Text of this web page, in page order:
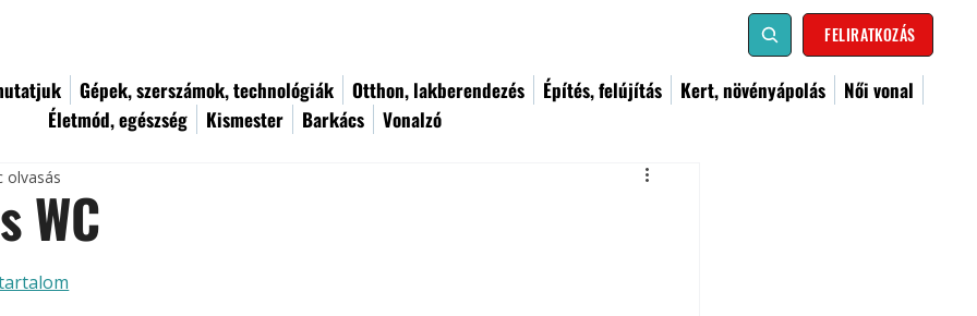
FELIRATKOZÁS
Gépek, szerszámok, technológiák Otthon, lakberendezés Építés, felújítás Kert, növényápolás
Női vonal
Életmód, egészség
Kismester Barkács Vonalzó
WC
olvasás